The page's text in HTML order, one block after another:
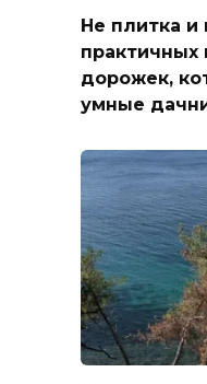
Не плитка и
практичных
дорожек,
умные